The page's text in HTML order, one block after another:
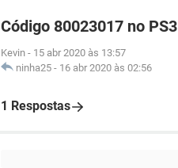
Código 80023017 no PS3
Kevin - 15 abr 2020 às 13:57
ninha25 - 16 abr 2020 às 02:56
1 Respostas